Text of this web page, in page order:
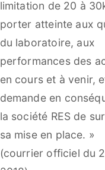
limitation de 20 à
porter atteinte aux
du laboratoire, aux
performances des
en cours et à venir,
demande en
la société RES de
sa mise en place. »
(courrier officiel du